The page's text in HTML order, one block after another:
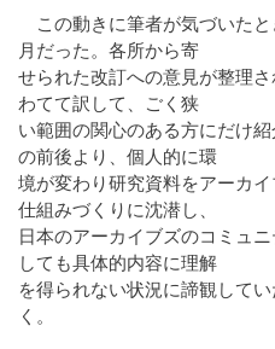
この動きに筆者が気づいたと
月だった。各所から寄
せられた改訂への意見が整理
わてて訳して、ごく狭
い範囲の関心のある方にだけ
の前後より、個人的に環
境が変わり研究資料をアーカ
仕組みづくりに沈潜し、
日本のアーカイブズのコミュ
しても具体的内容に理解
を得られない状況に諦観して
く。